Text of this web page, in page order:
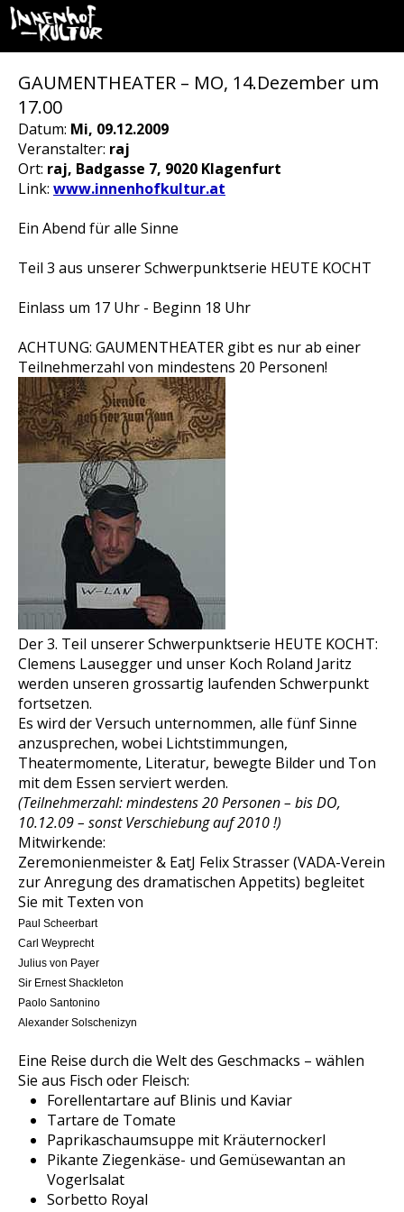
GAUMENTHEATER – MO, 14.Dezember um
17.00
Datum: Mi, 09.12.2009
Veranstalter: raj
Ort: raj, Badgasse 7, 9020 Klagenfurt
Link: www.innenhofkultur.at
Ein Abend für alle Sinne
Teil 3 aus unserer Schwerpunktserie HEUTE KOCHT
Einlass um 17 Uhr - Beginn 18 Uhr
ACHTUNG: GAUMENTHEATER gibt es nur ab einer
Teilnehmerzahl von mindestens 20 Personen!
Der 3. Teil unserer Schwerpunktserie HEUTE KOCHT:
Clemens Lausegger und unser Koch Roland Jaritz
werden unseren grossartig laufenden Schwerpunkt
fortsetzen.
Es wird der Versuch unternommen, alle fünf Sinne
anzusprechen, wobei Lichtstimmungen,
Theatermomente, Literatur, bewegte Bilder und Ton
mit dem Essen serviert werden.
(Teilnehmerzahl: mindestens 20 Personen – bis DO,
10.12.09 – sonst Verschiebung auf 2010 !)
Mitwirkende:
Zeremonienmeister & EatJ Felix Strasser (VADA-Verein
zur Anregung des dramatischen Appetits) begleitet
Sie mit Texten von
Paul Scheerbart
Carl Weyprecht
Julius von Payer
Sir Ernest Shackleton
Paolo Santonino
Alexander Solschenizyn
Eine Reise durch die Welt des Geschmacks – wählen
Sie aus Fisch oder Fleisch:
Forellentartare auf Blinis und Kaviar
Tartare de Tomate
Paprikaschaumsuppe mit Kräuternockerl
Pikante Ziegenkäse- und Gemüsewantan an
Vogerlsalat
Sorbetto Royal